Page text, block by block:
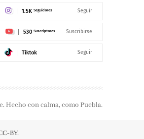
1.5K Seguidores Seguir
530 Suscriptores Suscribirse
Tiktok Seguir
Hecho con calma, como Puebla.
BY.